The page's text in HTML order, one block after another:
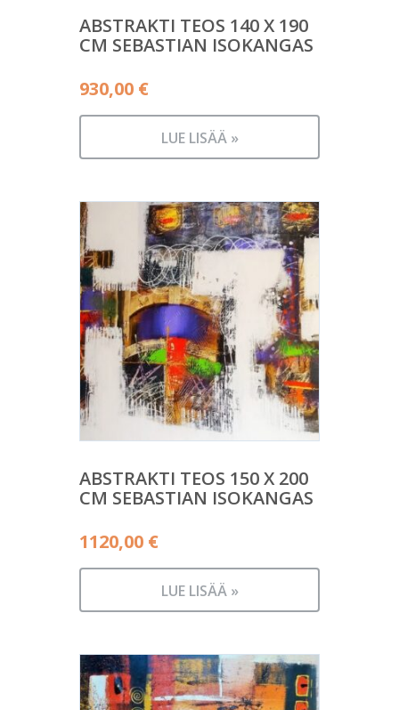
ABSTRAKTI TEOS 140 X 190
CM SEBASTIAN ISOKANGAS
930,00 €
LUE LISÄÄ »
ABSTRAKTI TEOS 150 X 200
CM SEBASTIAN ISOKANGAS
1120,00 €
LUE LISÄÄ »